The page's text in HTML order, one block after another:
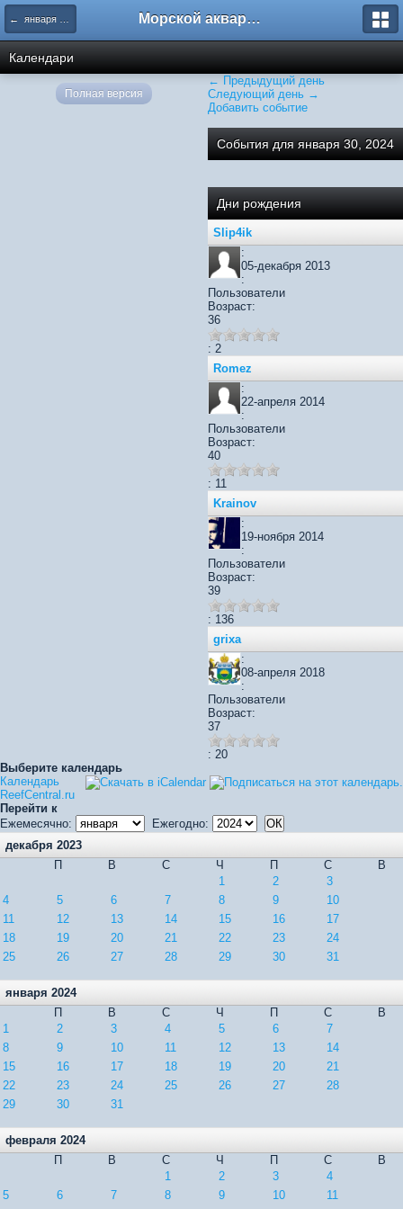
← января 2024 Морской аквариум. Форумы ReefCentral.ru
Календари
← Предыдущий день
Следующий день →
Добавить событие
События для января 30, 2024
Дни рождения
Slip4ik
:
05-декабря 2013
:
Пользователи
Возраст:
36
: 2
Romez
:
22-апреля 2014
:
Пользователи
Возраст:
40
: 11
Krainov
:
19-ноября 2014
:
Пользователи
Возраст:
39
: 136
grixa
:
08-апреля 2018
:
Пользователи
Возраст:
37
: 20
Выберите календарь
Календарь
ReefCentral.ru
Перейти к
Ежемесячно:
Ежегодно:
декабря 2023
П
В С Ч П С
В
1
2
3
4
5 6 7 8 9
10
11
12 13 14 15 16
17
18
19 20 21 22 23
24
25
26 27 28 29 30 31
января 2024
П
В С Ч П С
В
1
2 3 4 5 6
7
8
9 10 11 12 13
14
15
16 17 18 19 20
21
22
23 24 25 26 27
28
29
30 31
февраля 2024
П
В С Ч П С
В
1
2 3
4
5
6 7 8 9 10
11
Полная версия